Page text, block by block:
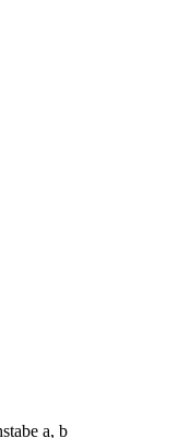
a, b